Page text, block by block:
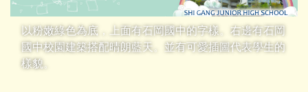
以粉嫩綠色為底，上面有石岡國中的字樣。右邊有石岡
國中校園建築搭配晴朗藍天。並有可愛插圖代表學生的
樣貌。